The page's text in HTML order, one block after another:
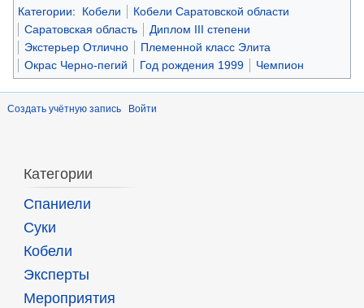
Категории: Кобели
Кобели Саратовской области
Саратовская область
Диплом III степени
Экстерьер Отлично
Племенной класс Элита
Окрас Черно-пегий
Год рождения 1999 Чемпион
Создать учётную запись Войти
Категории
Спаниели
Суки
Кобели
Эксперты
Мероприятия